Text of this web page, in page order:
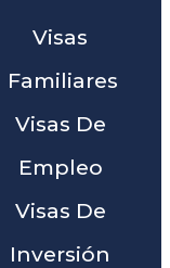
Visas
Familiares
Visas De
Empleo
Visas De
Inversión